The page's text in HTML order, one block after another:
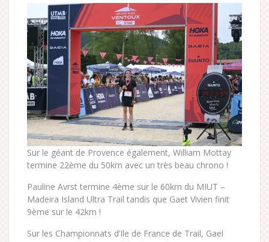
Sur le géant de Provence également, William Mottay
termine 22ème du 50km avec un très beau chrono !
Pauline Avrst termine 4ème sur le 60km du MIUT –
Madeira Island Ultra Trail tandis que Gaet Vivien finit
9ème sur le 42km !
Sur les Championnats d’Ile de France de Trail, Gael